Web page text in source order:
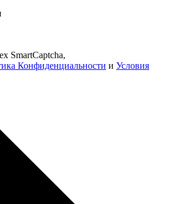
SmartCaptcha,
Конфиденциальности и Условия